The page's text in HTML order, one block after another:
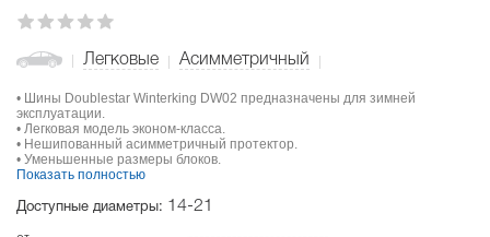
Легковые Асимметричный
• Шины Doublestar Winterking DW02 предназначены для зимней
эксплуатации.
• Легковая модель эконом-класса.
• Нешипованный асимметричный протектор.
• Уменьшенные размеры блоков.
Показать полностью
Доступные диаметры: 14-21